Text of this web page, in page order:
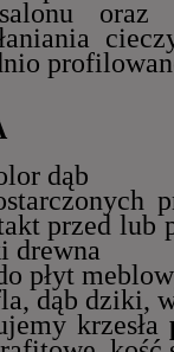
dąb
przed lub
drewna
płyt
dąb dziki,
krzesła